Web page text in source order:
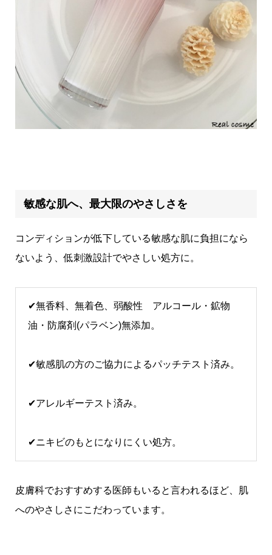
敏感な肌へ、最大限のやさしさを
コンディションが低下している敏感な肌に負担になら
ないよう、低刺激設計でやさしい処方に。
✔無香料、無着色、弱酸性 アルコール・鉱物
油・防腐剤(パラベン)無添加。
✔敏感肌の方のご協力によるパッチテスト済み。
✔アレルギーテスト済み。
✔ニキビのもとになりにくい処方。
皮膚科でおすすめする医師もいると言われるほど、肌
へのやさしさにこだわっています。